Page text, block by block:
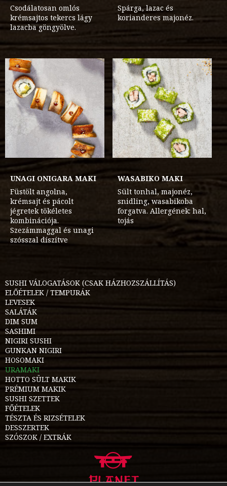
Csodálatosan omlós
krémsajtos tekercs lágy
lazacba göngyölve.
Spárga, lazac és
korianderes majonéz.
UNAGI ОNIGARA MAKI
Füstölt angolna,
krémsajt és pácolt
jégretek tökéletes
kombinációja.
Szezámmaggal és unagi
szósszal díszítve
WASABIKO MAKI
Sült tonhal, majonéz,
snidling, wasabikoba
forgatva. Allergének: hal,
tojás
SUSHI VÁLOGATÁSOK (CSAK HÁZHOZSZÁLLÍTÁS)
ELŐÉTELEK / TEMPURÁK
LEVESEK
SALÁTÁK
DIM SUM
SASHIMI
NIGIRI SUSHI
GUNKAN NIGIRI
HOSOMAKI
URAMAKI
HOTTO SÜLT MAKIK
PRÉMIUM MAKIK
SUSHI SZETTEK
FŐÉTELEK
TÉSZTA ÉS RIZSÉTELEK
DESSZERTEK
SZÓSZOK / EXTRÁK